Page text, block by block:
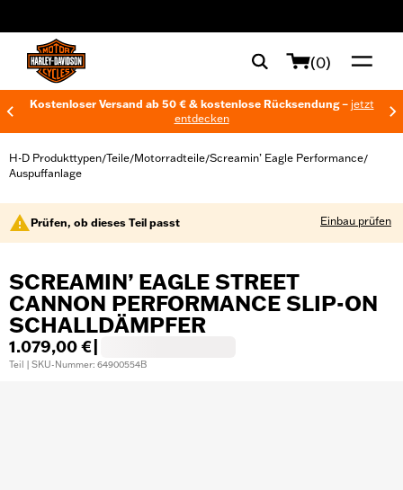
(0)
Kostenloser Versand ab 50 € & kostenlose Rücksendung – jetzt
entdecken
H-D Produkttypen/Teile/Motorradteile/Screamin’ Eagle Performance/
Auspuffanlage
Prüfen, ob dieses Teil passt Einbau prüfen
SCREAMIN’ EAGLE STREET
CANNON PERFORMANCE SLIP-ON
SCHALLDÄMPFER
1.079,00 €
Teil | SKU-Nummer: 64900554B